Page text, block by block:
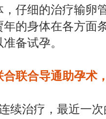
仔细的治疗输卵
的身体在各方面
备试孕。
合联合导通助孕术
治疗，最近一次